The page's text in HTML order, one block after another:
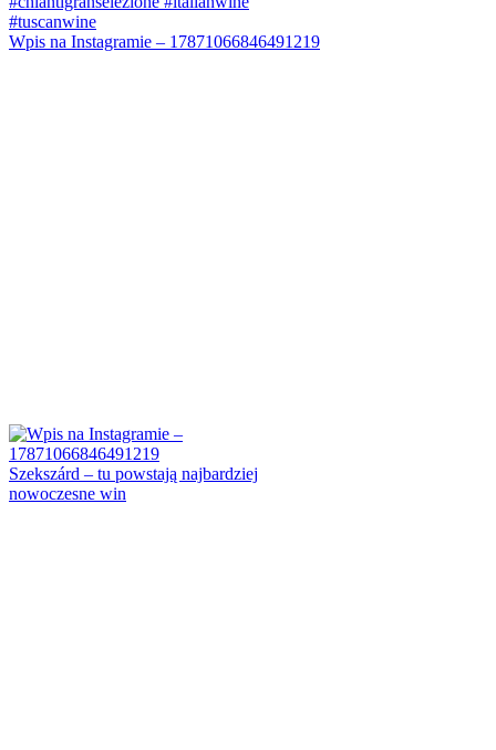
Wpis na Instagramie – 17871066846491219
Szekszárd – tu powstają najbardziej
nowoczesne win